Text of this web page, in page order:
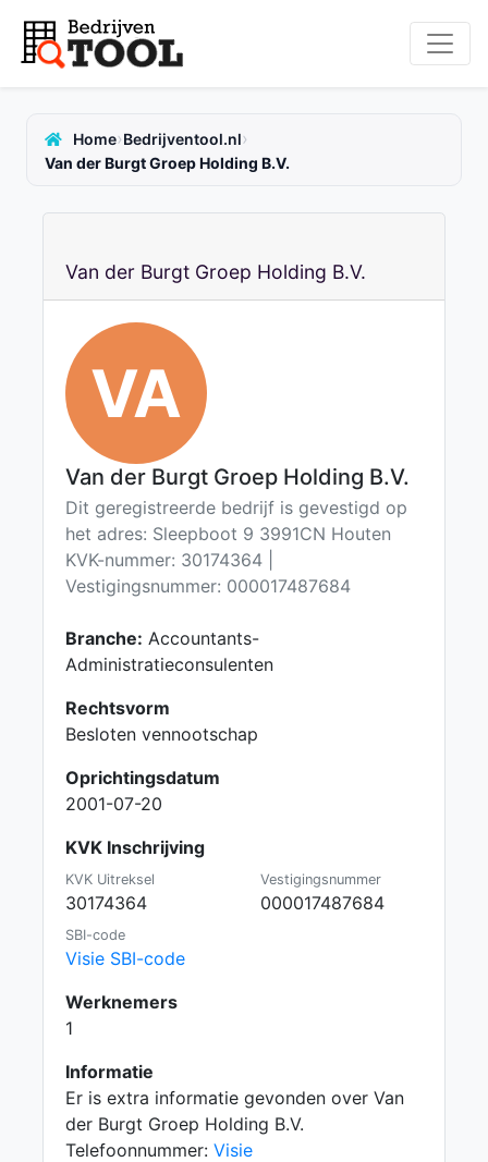
Home›Bedrijventool.nl›
Van der Burgt Groep Holding B.V.
Van der Burgt Groep Holding B.V.
VA
Van der Burgt Groep Holding B.V.
Dit geregistreerde bedrijf is gevestigd op
het adres: Sleepboot 9 3991CN Houten
KVK-nummer: 30174364 |
Vestigingsnummer: 000017487684
Branche: Accountants-
Administratieconsulenten
Rechtsvorm
Besloten vennootschap
Oprichtingsdatum
2001-07-20
KVK Inschrijving
KVK Uitreksel
30174364
Vestigingsnummer
000017487684
SBI-code
Visie SBI-code
Werknemers
1
Informatie
Er is extra informatie gevonden over Van
der Burgt Groep Holding B.V.
Telefoonnummer: Visie